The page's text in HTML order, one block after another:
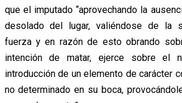
que el imputado “aprovechando la
desolado del lugar, valiéndose de la
fuerza y en razón de esto obrando
intención de matar, ejerce sobre el
introducción de un elemento de carácter
no determinado en su boca,